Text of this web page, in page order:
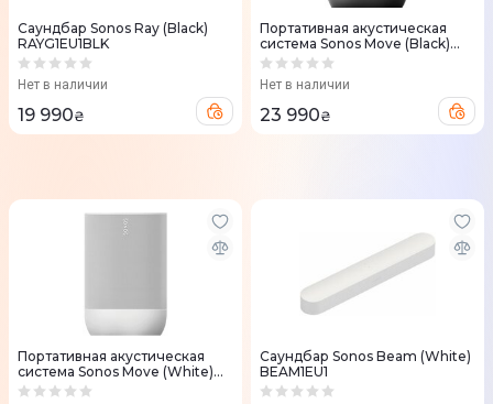
Саундбар Sonos Ray (Black)
RAYG1EU1BLK
Нет в наличии
19 990₴
Портативная акустическая
система Sonos Move (Black)
MOVE1EU1BLK
Нет в наличии
23 990₴
Портативная акустическая
система Sonos Move (White)
MOVE1EU1
Саундбар Sonos Beam (White)
BEAM1EU1